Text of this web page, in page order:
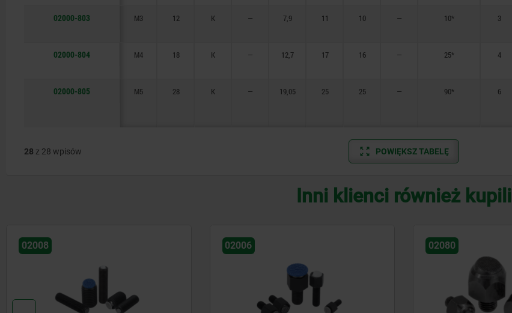
02000-803 M3 12 K — 7,9 11 10 — 10* 3
02000-804 M4 18 K — 12,7 17 16 — 25* 4
02000-805 M5 28 K — 19,05 25 25 — 90* 6
28 z 28 wpisów POWIĘKSZ TABELĘ
Inni klienci również kupili
02008 02006 02080